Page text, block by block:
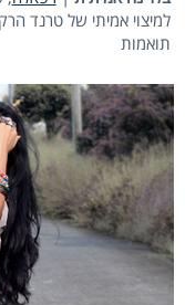
למיצוי אמיתי של טרנד
תואמות